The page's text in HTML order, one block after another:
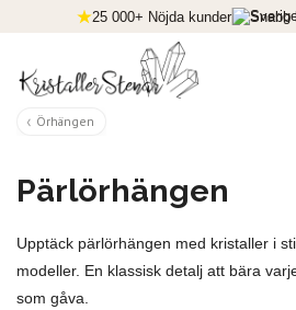
25 000+ Nöjda kunder Snabb
Örhängen
Pärlörhängen
Upptäck pärlörhängen med kristaller i
modeller. En klassisk detalj att bära
som gåva.